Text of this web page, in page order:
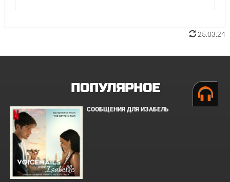
25.03.24
ПОПУЛЯРНОЕ
СООБЩЕНИЯ ДЛЯ ИЗАБЕЛЬ